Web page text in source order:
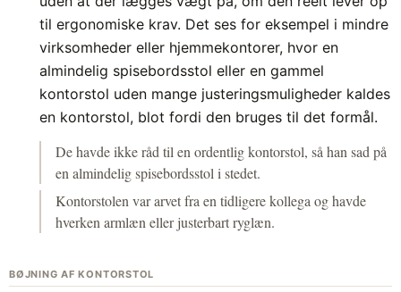
til ergonomiske krav. Det ses for eksempel i mindre
virksomheder eller hjemmekontorer, hvor en
almindelig spisebordsstol eller en gammel
kontorstol uden mange justeringsmuligheder kaldes
en kontorstol, blot fordi den bruges til det formål.
De havde ikke råd til en ordentlig kontorstol, så han sad på
en almindelig spisebordsstol i stedet.
Kontorstolen var arvet fra en tidligere kollega og havde
hverken armlæn eller justerbart ryglæn.
BØJNING AF KONTORSTOL